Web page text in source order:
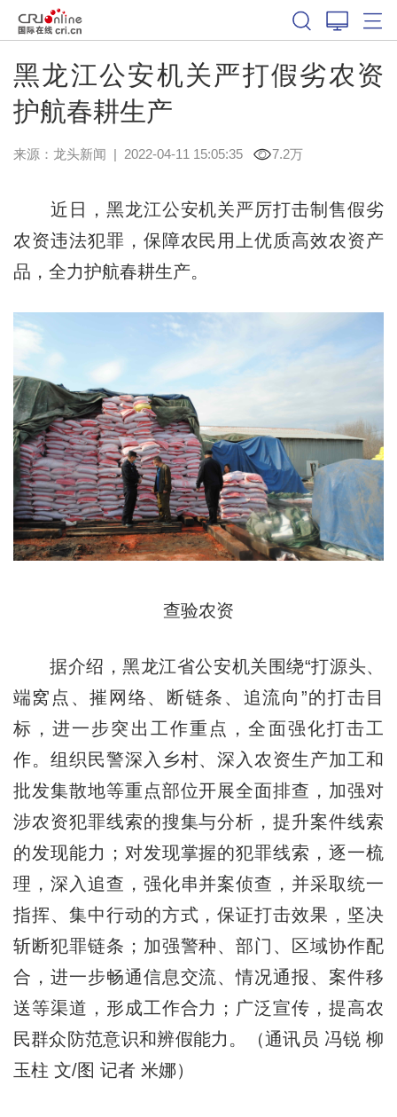
黑龙江公安机关严打假劣农资
护航春耕生产
来源： 龙头新闻 | 2022-04-11 15:05:35 7.2万
近日，黑龙江公安机关严厉打击制售假劣
农资违法犯罪，保障农民用上优质高效农资产
品，全力护航春耕生产。
查验农资
据介绍，黑龙江省公安机关围绕“打源头、
端窝点、摧网络、断链条、追流向”的打击目
标，进一步突出工作重点，全面强化打击工
作。组织民警深入乡村、深入农资生产加工和
批发集散地等重点部位开展全面排查，加强对
涉农资犯罪线索的搜集与分析，提升案件线索
的发现能力；对发现掌握的犯罪线索，逐一梳
理，深入追查，强化串并案侦查，并采取统一
指挥、集中行动的方式，保证打击效果，坚决
斩断犯罪链条；加强警种、部门、区域协作配
合，进一步畅通信息交流、情况通报、案件移
送等渠道，形成工作合力；广泛宣传，提高农
民群众防范意识和辨假能力。（通讯员 冯锐 柳
玉柱 文/图 记者 米娜）